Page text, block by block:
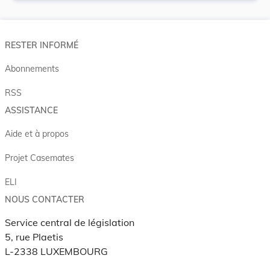
RESTER INFORMÉ
Abonnements
RSS
ASSISTANCE
Aide et à propos
Projet Casemates
ELI
NOUS CONTACTER
Service central de législation
5, rue Plaetis
L-2338 LUXEMBOURG